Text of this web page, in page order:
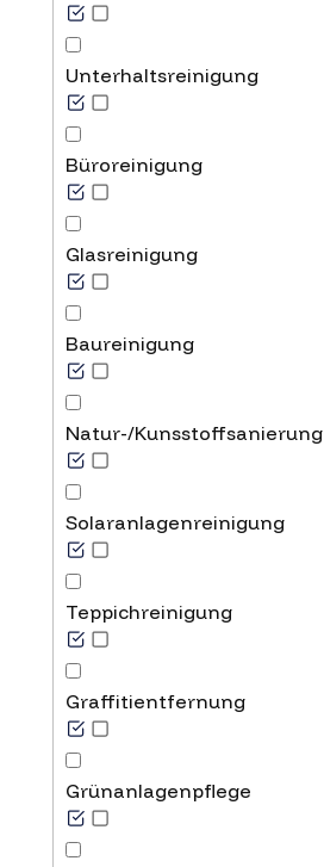
Unterhaltsreinigung
Büroreinigung
Glasreinigung
Baureinigung
Natur-/Kunsstoffsanierung
Solaranlagenreinigung
Teppichreinigung
Graffitientfernung
Grünanlagenpflege